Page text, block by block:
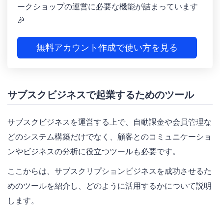
ークショップの運営に必要な機能が詰まっています
🎉
無料アカウント作成で使い方を見る
サブスクビジネスで起業するためのツール
サブスクビジネスを運営する上で、自動課金や会員管理な
どのシステム構築だけでなく、顧客とのコミュニケーショ
ンやビジネスの分析に役立つツールも必要です。
ここからは、サブスクリプションビジネスを成功させるた
めのツールを紹介し、どのように活用するかについて説明
します。